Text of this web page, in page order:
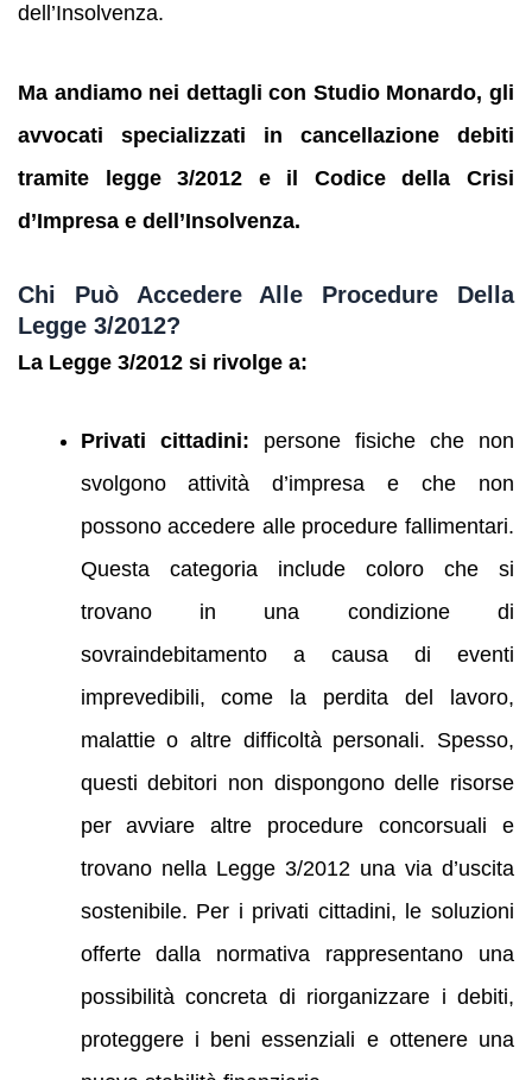
dell’Insolvenza.
Ma andiamo nei dettagli con Studio Monardo, gli
avvocati specializzati in cancellazione debiti
tramite legge 3/2012 e il Codice della Crisi
d’Impresa e dell’Insolvenza.
Chi Può Accedere Alle Procedure Della
Legge 3/2012?
La Legge 3/2012 si rivolge a:
Privati cittadini: persone fisiche che non
svolgono attività d’impresa e che non
possono accedere alle procedure fallimentari.
Questa categoria include coloro che si
trovano in una condizione di
sovraindebitamento a causa di eventi
imprevedibili, come la perdita del lavoro,
malattie o altre difficoltà personali. Spesso,
questi debitori non dispongono delle risorse
per avviare altre procedure concorsuali e
trovano nella Legge 3/2012 una via d’uscita
sostenibile. Per i privati cittadini, le soluzioni
offerte dalla normativa rappresentano una
possibilità concreta di riorganizzare i debiti,
proteggere i beni essenziali e ottenere una